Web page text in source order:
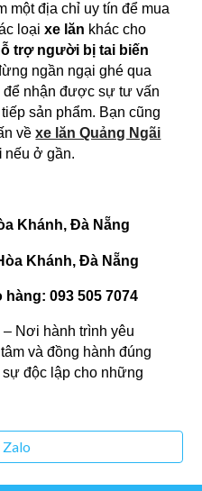
một địa chỉ uy tín để mua
loạixe lăn khác cho
trợ người bị tai biến
ngần ngại ghé qua
để nhận được sự tư vấn
sản phẩm. Bạn cũng
vềxe lăn Quảng Ngãi
nếu ở gần.
Khánh, Đà Nẵng
Khánh, Đà Nẵng
hàng: 093 505 7074
– Nơi hành trình yêu
và đồng hành đúng
độc lập cho những